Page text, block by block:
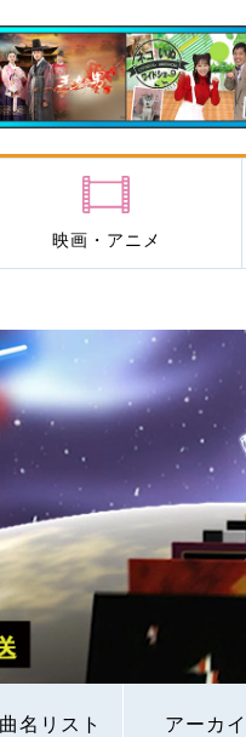
映画・アニメ
名リスト アーカ